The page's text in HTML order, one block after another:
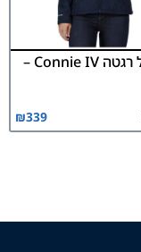
סופטשל רגטה Connie IV –
₪339